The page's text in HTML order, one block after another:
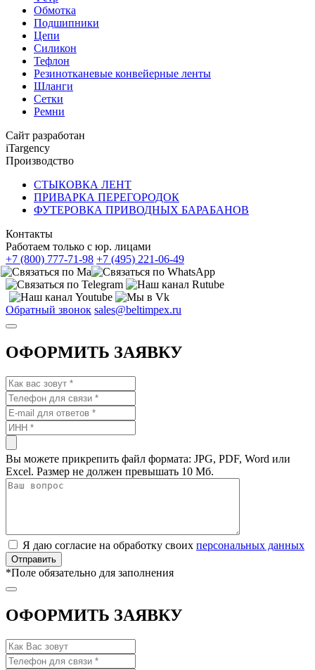
Обмотка
Подшипники
Цепи
Силикон
Тефлон
Резинотканевые конвейерные ленты
Шланги
Сетки
Ремни
Сайт разработан
iTargency
Производство
СТЫКОВКА ЛЕНТ
ПРИВАРКА ПЕРЕГОРОДОК
ФУТЕРОВКА ПРИВОДНЫХ БАРАБАНОВ
Контакты
Работаем только с юр. лицами
+7 (800) 777-71-98 +7 (495) 221-06-49
Обратный звонок sales@beltimpex.ru
ОФОРМИТЬ ЗАЯВКУ
Вы можете прикрепить файл формата: JPG, PDF, Word или
Excel. Размер не должен превышать 10 Мб.
Я даю согласие на обработку своих персональных данных
*Поле обязательно для заполнения
ОФОРМИТЬ ЗАЯВКУ